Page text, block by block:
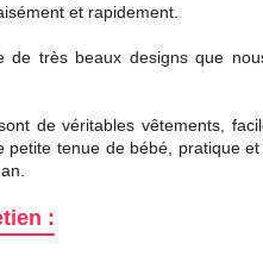
et rapidement.
de très beaux designs que
de véritables vêtements,
petite tenue de bébé, pratique
: